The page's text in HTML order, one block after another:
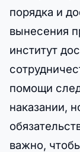
порядка и
вынесения
институт
помощи
наказании,
важно,